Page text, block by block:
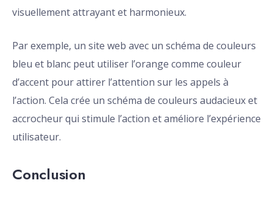
visuellement attrayant et harmonieux.
Par exemple, un site web avec un schéma de couleurs
bleu et blanc peut utiliser l’orange comme couleur
d’accent pour attirer l’attention sur les appels à
l’action. Cela crée un schéma de couleurs audacieux et
accrocheur qui stimule l’action et améliore l’expérience
utilisateur.
Conclusion